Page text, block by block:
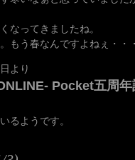
なってきましたね。
もう春なんですよねぇ・・・
より
Pocket五周
るようです。